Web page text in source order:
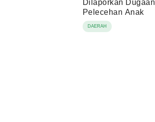
Dilaporkan Dugaan
Pelecehan Anak
DAERAH